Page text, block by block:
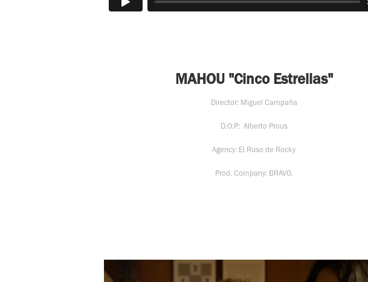
MAHOU "Cinco Estrellas"
Director: Miguel Campaña
D.O.P: Alberto Prous
Agency: El Ruso de Rocky
Prod. Company: BRAVO.